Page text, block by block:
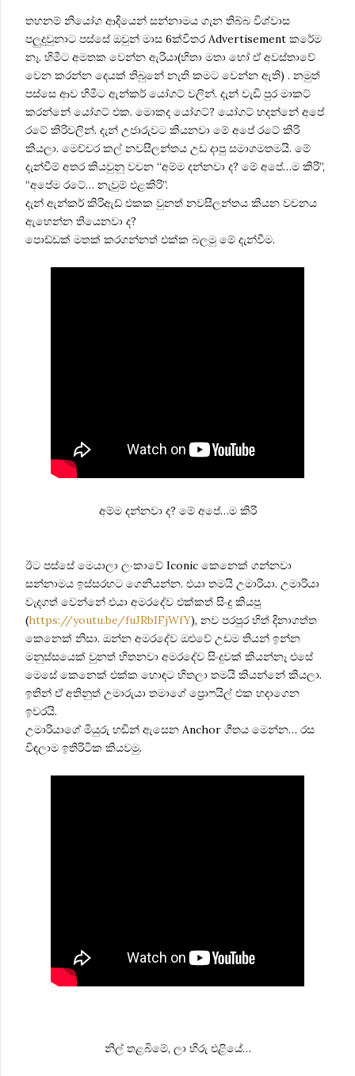
තහනම් නියෝග ආදියෙන් සන්නාමය ගැන තිබ්බ විශ්වාස
පලුදුවුනාට පස්සේ ඔවුන් මාස 6ක්විතර Advertisement කරේම
නෑ. හිමීට අමතක වෙන්න ඇරියා(හිතා මතා හෝ ඒ අවස්තාවේ
වෙන කරන්න දෙයක් තිබුනේ නැති කමට වෙන්න ඇති) . නමුත්
පස්සෙ ආව හිමීට ඇන්කර් යෝගට් වලින්. දැන් වැඩි පුර මාකට්
කරන්නේ යෝගට් එක. මොකද යෝගට්? යෝගට් හදන්නේ අපේ
රටේ කිරිවලින්. දැන් උජාරුවට කියනවා මේ අපේ රටේ කිරි
කියලා. මෙච්චර කල් නවසීලන්තය උඩ දාපු සමාගමතමයි. මේ
දැන්වීම් අතර කියවුනු වචන “අම්ම දන්නවා ද? මේ අපේ…ම කිරි”,
“අපේම රටේ… නැවුම් එළකිරි”.
දැන් ඇන්කර් කිරිඇඩ් එකක වුනත් නවසීලන්තය කියන වචනය
ඇහෙන්න තියෙනවා ද?
පොඩ්ඩක් මතක් කරගන්නත් එක්ක බලමු මේ දැන්වීම.
අම්ම දන්නවා ද? මේ අපේ…ම කිරි
ඊට පස්සේ මෙයාලා ලංකාවේ Iconic කෙනෙක් ගන්නවා
සන්නාමය ඉස්සරහට ගෙනියන්න. එයා තමයි උමාරියා. උමාරියා
වැදගත් වෙන්නේ එයා අමරදේව එක්කත් සිංදු කියපු
(https://youtu.be/fuJRbIFjWfY), නව පරපුර හිත් දිනාගත්ත
කෙනෙක් නිසා. ඔන්න අමරදේව ඔළුවේ උඩම තියන් ඉන්න
මනුස්සයෙක් වුනත් හිතනවා අමරදේව සිංදුවක් කියන්නෑ එසේ
මෙසේ කෙනෙක් එක්ක හොඳට හිතලා තමයි කියන්නේ කියලා.
ඉතින් ඒ අතිනුත් උමාරුයා තමාගේ ප්‍රොෆයිල් එක හදාගෙන
ඉවරයි.
උමාරියාගේ මියුරු හඬින් ඇසෙන Anchor ගීතය මෙන්න… රස
විඳලාම ඉතිරිටික කියවමු.
නිල් තළබිමේ, ලා හිරු එළියේ…